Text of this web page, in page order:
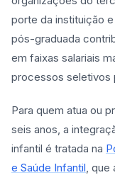
porte da instituição
pós-graduada
em faixas salariais
processos seletivos
Para quem atua ou
seis anos, a
infantil é tratada na
e Saúde Infantil, que